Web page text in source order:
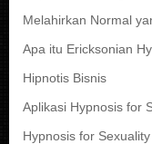
Melahirkan Normal
Apa itu Ericksonian
Hipnotis Bisnis
Aplikasi Hypnosis for
Hypnosis for Sexuality